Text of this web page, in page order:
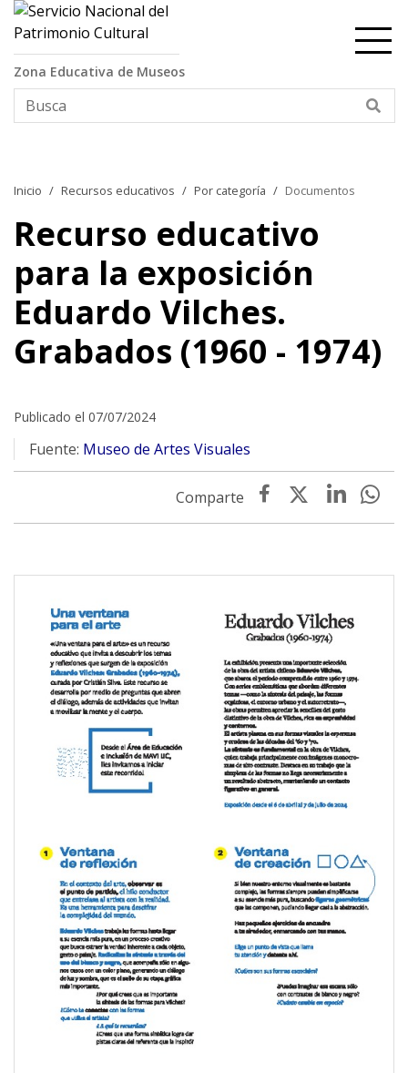
Contenido principal
Zona Educativa de Museos
Inicio Recursos educativos Por categoría Documentos
Recurso educativo
para la exposición
Eduardo Vilches.
Grabados (1960 - 1974)
Publicado el 07/07/2024
Fuente: Museo de Artes Visuales